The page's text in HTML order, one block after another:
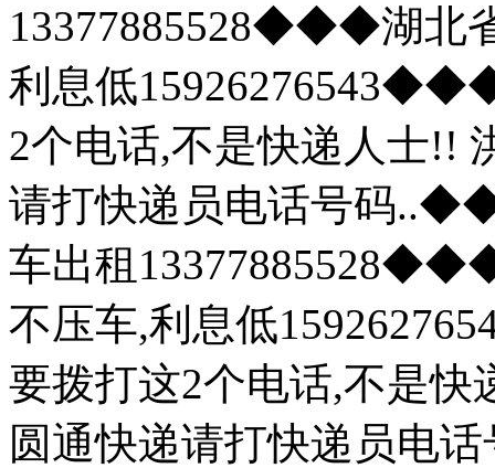
13377885528◆◆◆湖北
利息低
2个电话,不是快递人士!!
请打快递员电话号码
车出租
不压车,利息低
要拨打这2个电话,不是
圆通快递请打快递员电